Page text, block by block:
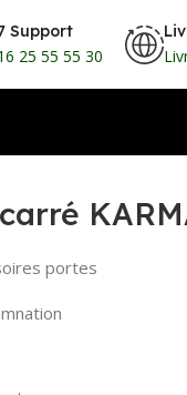
Support
25 55 55 30
portes